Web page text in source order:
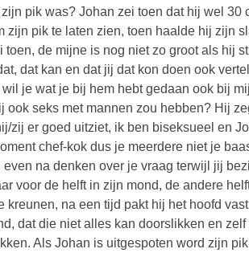
pik was? Johan zei toen dat hij wel 30
zijn pik te laten zien, toen haalde hij zijn
de mijne is nog niet zo groot als hij
dat kan en dat jij dat kon doen ook
je wat je bij hem hebt gedaan ook bij
seks met mannen zou hebben? Hij
zij er goed uitziet, ik ben biseksueel en
chef-kok dus je meerdere niet je
na denken over je vraag terwijl jij
voor de helft in zijn mond, de andere
na een tijd pakt hij het hoofd
dat die niet alles kan doorslikken en
Als Johan is uitgespoten word zijn